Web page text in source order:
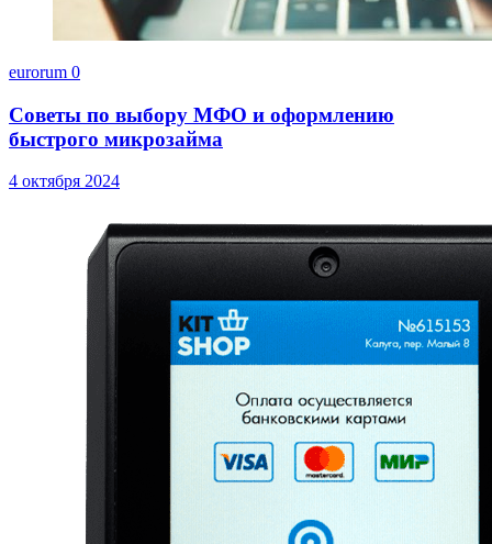
eurorum 0
Советы по выбору МФО и оформлению
быстрого микрозайма
4 октября 2024